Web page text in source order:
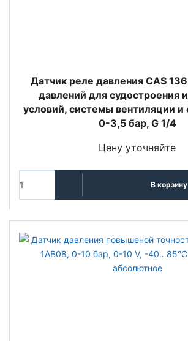
Датчик реле давления CAS
давлений для судостроения
условий, системы вентиляции
0-3,5 бар, G 1/4
Цену уточняйте
В корзину